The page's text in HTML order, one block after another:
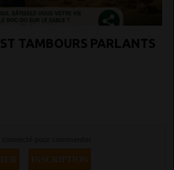
TAMBOURS PARLANTS
INSCRIPTION